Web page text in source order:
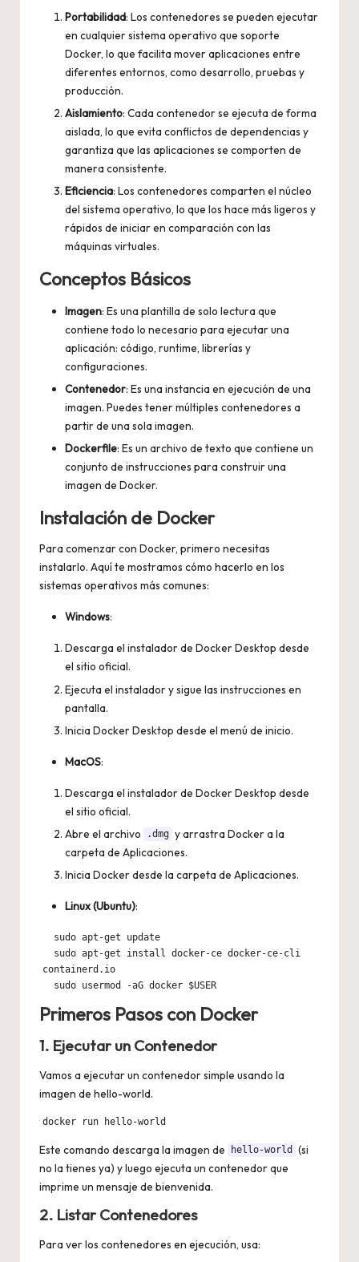
Portabilidad: Los contenedores se pueden ejecutar
en cualquier sistema operativo que soporte
Docker, lo que facilita mover aplicaciones entre
diferentes entornos, como desarrollo, pruebas y
producción.
Aislamiento: Cada contenedor se ejecuta de forma
aislada, lo que evita conflictos de dependencias y
garantiza que las aplicaciones se comporten de
manera consistente.
Eficiencia: Los contenedores comparten el núcleo
del sistema operativo, lo que los hace más ligeros y
rápidos de iniciar en comparación con las
máquinas virtuales.
Conceptos Básicos
Imagen: Es una plantilla de solo lectura que
contiene todo lo necesario para ejecutar una
aplicación: código, runtime, librerías y
configuraciones.
Contenedor: Es una instancia en ejecución de una
imagen. Puedes tener múltiples contenedores a
partir de una sola imagen.
Dockerfile: Es un archivo de texto que contiene un
conjunto de instrucciones para construir una
imagen de Docker.
Instalación de Docker
Para comenzar con Docker, primero necesitas
instalarlo. Aquí te mostramos cómo hacerlo en los
sistemas operativos más comunes:
Windows:
Descarga el instalador de Docker Desktop desde
el sitio oficial.
Ejecuta el instalador y sigue las instrucciones en
pantalla.
Inicia Docker Desktop desde el menú de inicio.
MacOS:
Descarga el instalador de Docker Desktop desde
el sitio oficial.
Abre el archivo
.dmg y arrastra Docker a la
carpeta de Aplicaciones.
Inicia Docker desde la carpeta de Aplicaciones.
Linux (Ubuntu):
containerd.io
  sudo usermod -aG docker $USER
Primeros Pasos con Docker
1. Ejecutar un Contenedor
Vamos a ejecutar un contenedor simple usando la
imagen de hello-world.
docker run hello-world
Este comando descarga la imagen de hello-world
(si
no la tienes ya) y luego ejecuta un contenedor que
imprime un mensaje de bienvenida.
2. Listar Contenedores
Para ver los contenedores en ejecución, usa: